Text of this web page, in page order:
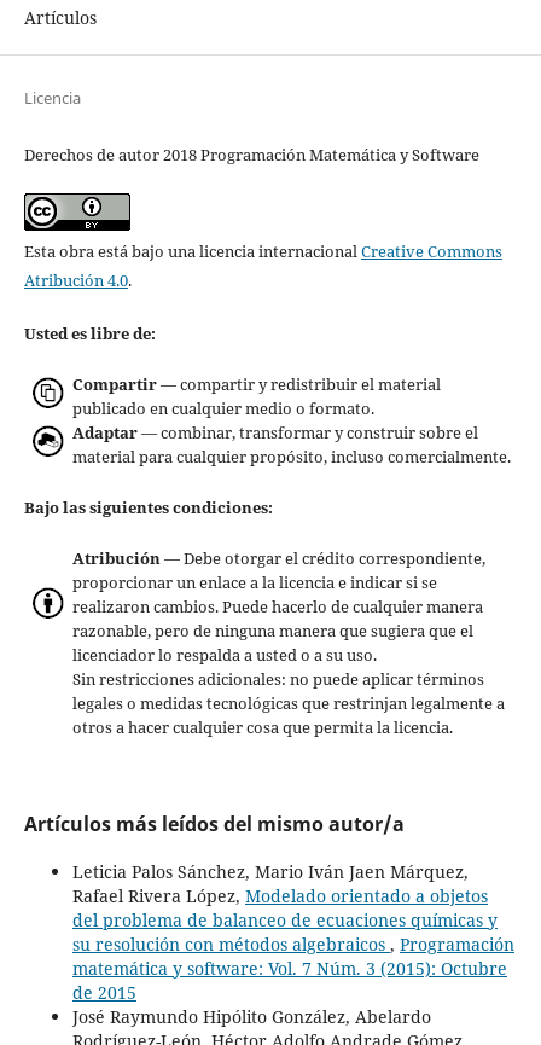
Artículos
Licencia
Derechos de autor 2018 Programación Matemática y Software
Esta obra está bajo una licencia internacionalCreative Commons
Atribución 4.0.
Usted es libre de:
Compartir— compartir y redistribuir el material
publicado en cualquier medio o formato.
Adaptar— combinar, transformar y construir sobre el
material para cualquier propósito, incluso comercialmente.
Bajo las siguientes condiciones:
Atribución— Debe otorgar el crédito correspondiente,
proporcionar un enlace a la licencia e indicar si se
realizaron cambios. Puede hacerlo de cualquier manera
razonable, pero de ninguna manera que sugiera que el
licenciador lo respalda a usted o a su uso.
Sin restricciones adicionales: no puede aplicar términos
legales o medidas tecnológicas que restrinjan legalmente a
otros a hacer cualquier cosa que permita la licencia.
Artículos más leídos del mismo autor/a
Leticia Palos Sánchez, Mario Iván Jaen Márquez,
Rafael Rivera López, Modelado orientado a objetos
del problema de balanceo de ecuaciones químicas y
su resolución con métodos algebraicos , Programación
matemática y software: Vol. 7 Núm. 3 (2015): Octubre
de 2015
José Raymundo Hipólito González, Abelardo